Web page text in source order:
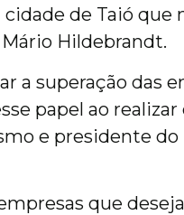
de Taió que
Hildebrandt.
a superação das
papel ao realizar
e presidente do
que